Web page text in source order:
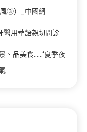
風③）_中國網
醫用華語親切問診
、品美食……“夏季夜